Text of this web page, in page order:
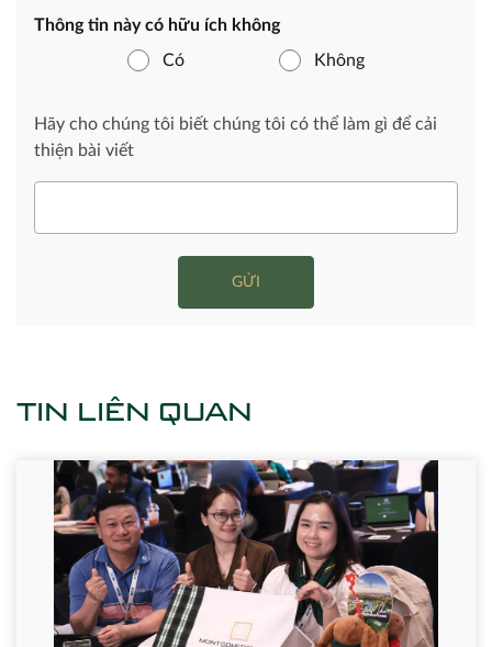
Thông tin này có hữu ích không
Có
Không
Hãy cho chúng tôi biết chúng tôi có thể làm gì để cải
thiện bài viết
GỬI
TIN LIÊN QUAN